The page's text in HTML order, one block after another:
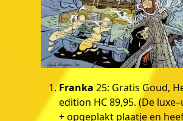
Franka 25: Gratis Goud,
edition HC 89,95. (De
+ opgeplakt plaatje en